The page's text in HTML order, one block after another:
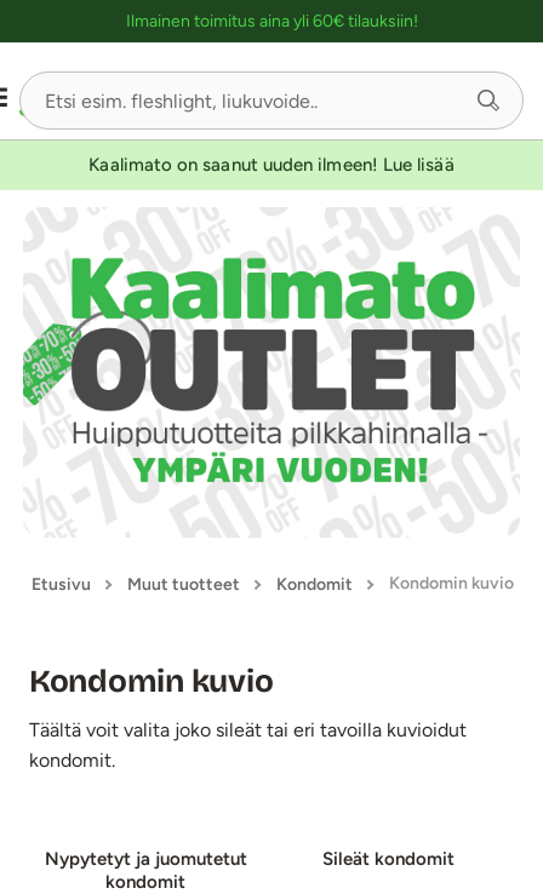
Ilmainen toimitus aina yli 60€ tilauksiin!
Kaalimato on saanut uuden ilmeen! Lue lisää
Etusivu Muut tuotteet Kondomit Kondomin kuvio
Kondomin kuvio
Täältä voit valita joko sileät tai eri tavoilla kuvioidut
kondomit.
Nypytetyt ja juo­mu­te­tut
kon­do­mit
Sileät kondomit
Sivu 1/3